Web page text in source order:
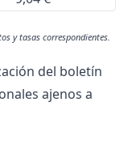
y tasas correspondientes.
del boletín
ajenos a